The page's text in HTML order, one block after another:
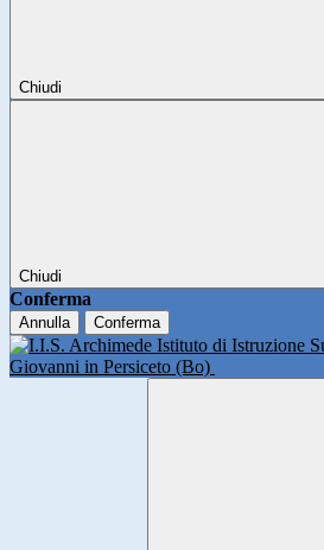
Chiudi
Chiudi
Conferma
Annulla Conferma
Istituto di Istruzione
Giovanni in Persiceto (Bo)